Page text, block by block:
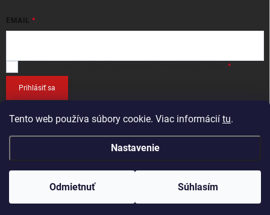
Tento web používa súbory cookie. Viac informácií tu.
Nastavenie
Odmietnuť Súhlasím
EMAIL
Prihlásiť sa
Vytvoril Shoptet
Copyright 2026 . Všetky práva vyhradené.